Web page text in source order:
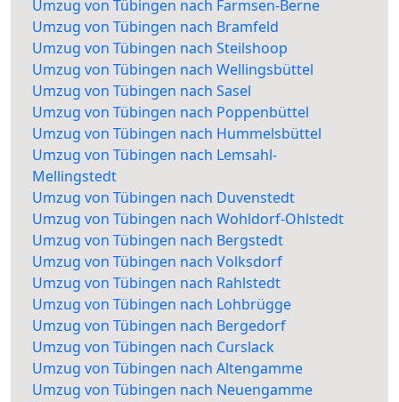
Umzug von Tübingen nach Farmsen-Berne
Umzug von Tübingen nach Bramfeld
Umzug von Tübingen nach Steilshoop
Umzug von Tübingen nach Wellingsbüttel
Umzug von Tübingen nach Sasel
Umzug von Tübingen nach Poppenbüttel
Umzug von Tübingen nach Hummelsbüttel
Umzug von Tübingen nach Lemsahl-
Mellingstedt
Umzug von Tübingen nach Duvenstedt
Umzug von Tübingen nach Wohldorf-Ohlstedt
Umzug von Tübingen nach Bergstedt
Umzug von Tübingen nach Volksdorf
Umzug von Tübingen nach Rahlstedt
Umzug von Tübingen nach Lohbrügge
Umzug von Tübingen nach Bergedorf
Umzug von Tübingen nach Curslack
Umzug von Tübingen nach Altengamme
Umzug von Tübingen nach Neuengamme